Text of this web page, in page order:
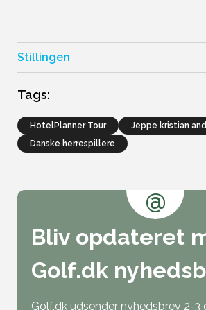
Stillingen
Tags:
HotelPlanner Tour
jeppe kristian
Danske herrespillere
@
Bliv opdateret
Golf.dk
Golf.dk udsender nyhedsbrev 2-3